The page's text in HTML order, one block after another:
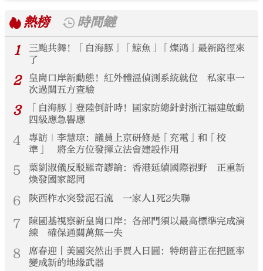
熱榜
時間鏈
1
三颱共舞！「白海豚」「鯨魚」「燦鴻」最新路徑來
了
2
皇崗口岸新動態！紅外體溫偵測系統就位 私家車一
次過關五方查驗
3
「白海豚」登陸倒計時！國家防總針對浙江福建啟動
四級應急響應
4
專訪｜李慧琼：議員上京研修是「充電」和「校
準」 將全方位發揮立法會建設作用
5
葉劉淑儀反駁羅奇謬論：香港延續國際視野 正重新
煥發國家認同
6 陝西柞水突發泥石流 一家人1死2失聯
7
陳國基視察新皇崗口岸：各部門須以最高標準完成演
練 確保通關萬無一失
8
席春迎丨美國突然出手買入日圓：特朗普正在把匯率
變成新的地緣武器